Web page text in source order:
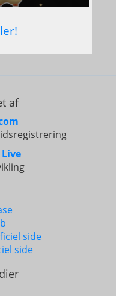
af
side
side